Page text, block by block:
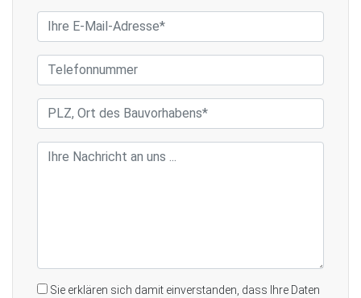
Sie erklären sich damit einverstanden, dass Ihre Daten